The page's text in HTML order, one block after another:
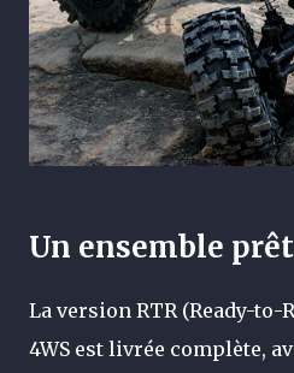
Un ensemble
La version RTR (Ready-to-
4WS est livrée complète,